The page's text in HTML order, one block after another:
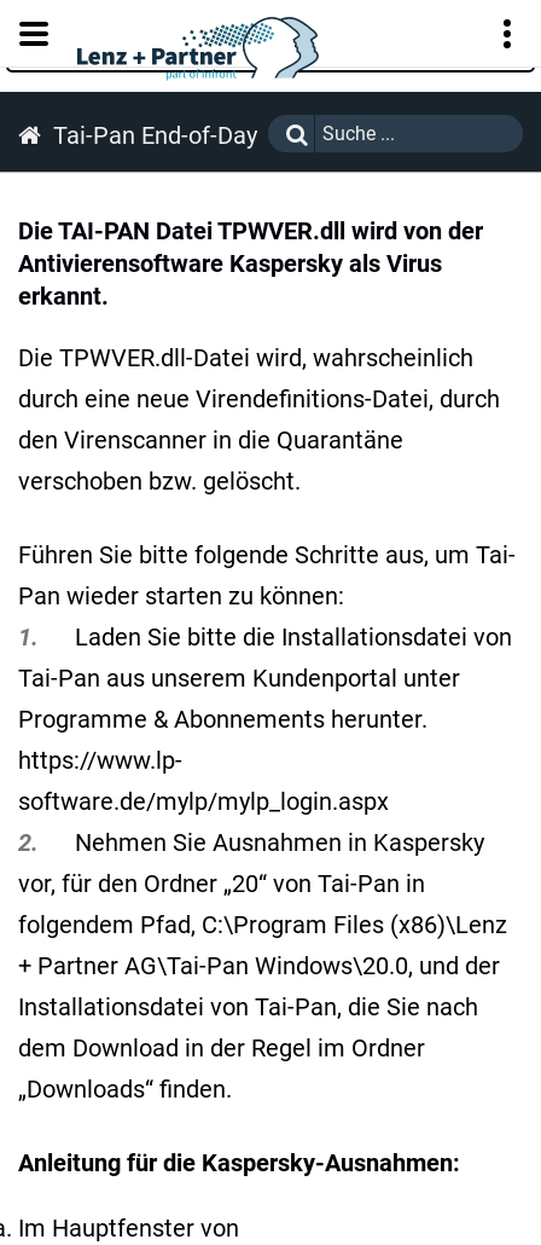
KUNDENPORTAL
Tai-Pan End-of-Day
Die TAI-PAN Datei TPWVER.dll wird von der
Antivierensoftware Kaspersky als Virus
erkannt.
Die TPWVER.dll-Datei wird, wahrscheinlich
durch eine neue Virendefinitions-Datei, durch
den Virenscanner in die Quarantäne
verschoben bzw. gelöscht.
Führen Sie bitte folgende Schritte aus, um Tai-
Pan wieder starten zu können:
1.
Laden Sie bitte die Installationsdatei von
Tai-Pan aus unserem Kundenportal unter
Programme & Abonnements herunter.
https://www.lp-
software.de/mylp/mylp_login.aspx
2.
Nehmen Sie Ausnahmen in Kaspersky
vor, für den Ordner „20“ von Tai-Pan in
folgendem Pfad, C:\Program Files (x86)\Lenz
+ Partner AG\Tai-Pan Windows\20.0, und der
Installationsdatei von Tai-Pan, die Sie nach
dem Download in der Regel im Ordner
„Downloads“ finden.
Anleitung für die Kaspersky-Ausnahmen:
Im Hauptfenster von